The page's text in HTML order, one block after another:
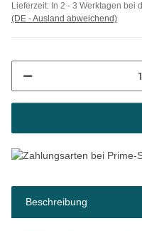
Lieferzeit: In 2 - 3 Werktagen bei
(DE - Ausland abweichend)
Beschreibung